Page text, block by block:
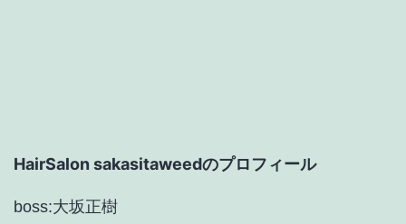
ン
HairSalon sakasitaweedのプロフィール
boss:大坂正樹